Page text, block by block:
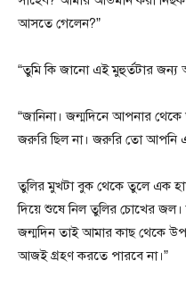
আসতে গেলেন?”
“তুমি কি জানো এই মুহুর্তটার
“জানিনা। জন্মদিনে আপনার
জরুরি ছিল না। জরুরি তো আপনি
তুলির মুখটা বুক থেকে তুলে এক
দিয়ে শুষে নিল তুলির চোখের
জন্মদিন তাই আমার কাছ থেকে
আজই গ্রহণ করতে পারবে না।”